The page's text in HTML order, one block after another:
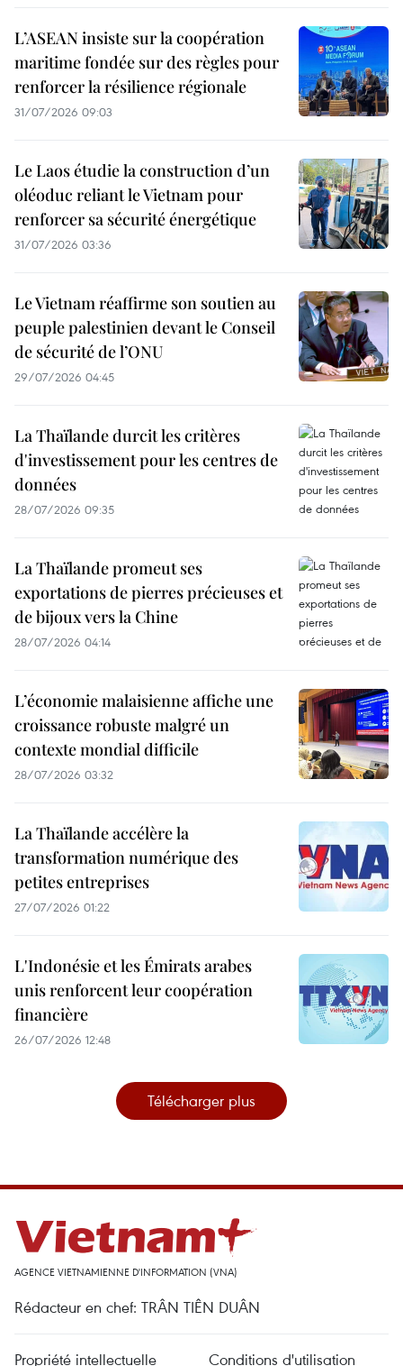
L’ASEAN insiste sur la coopération
maritime fondée sur des règles pour
renforcer la résilience régionale
31/07/2026 09:03
Le Laos étudie la construction d’un
oléoduc reliant le Vietnam pour
renforcer sa sécurité énergétique
31/07/2026 03:36
Le Vietnam réaffirme son soutien au
peuple palestinien devant le Conseil
de sécurité de l’ONU
29/07/2026 04:45
La Thaïlande durcit les critères
d'investissement pour les centres de
données
28/07/2026 09:35
La Thaïlande promeut ses
exportations de pierres précieuses et
de bijoux vers la Chine
28/07/2026 04:14
L’économie malaisienne affiche une
croissance robuste malgré un
contexte mondial difficile
28/07/2026 03:32
La Thaïlande accélère la
transformation numérique des
petites entreprises
27/07/2026 01:22
L'Indonésie et les Émirats arabes
unis renforcent leur coopération
financière
26/07/2026 12:48
Télécharger plus
AGENCE VIETNAMIENNE D'INFORMATION (VNA)
Rédacteur en chef: TRÂN TIÊN DUÂN
Propriété intellectuelle Conditions d'utilisation